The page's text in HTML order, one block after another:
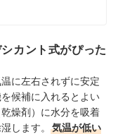
カント式がぴった
に左右されずに安定
候補に入れるとよい
燥剤）に水分を吸着
します。
気温が低い